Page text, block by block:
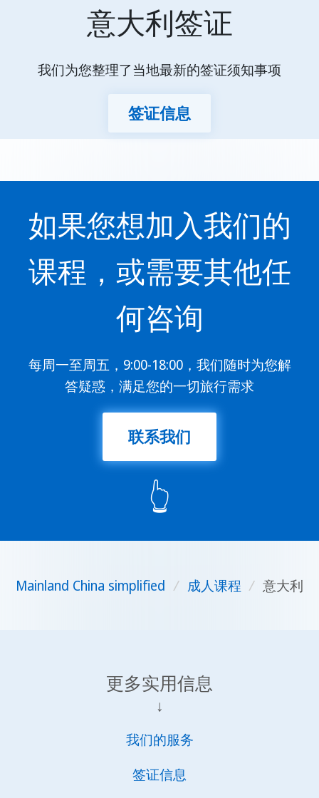
意大利签证
我们为您整理了当地最新的签证须知事项
签证信息
如果您想加入我们的
课程，或需要其他任
何咨询
每周一至周五，9:00-18:00，我们随时为您解
答疑惑，满足您的一切旅行需求
联系我们
👆
Mainland China simplified / 成人课程 / 意大利
更多实用信息
↓
我们的服务
签证信息